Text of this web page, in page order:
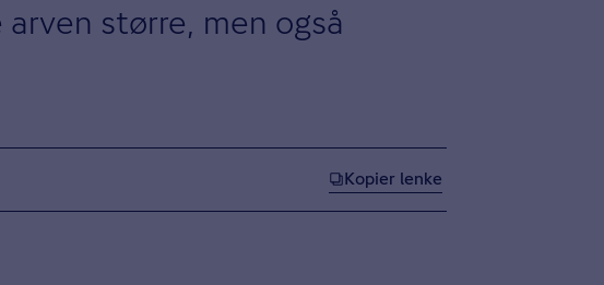
større, men også
Kopier lenke